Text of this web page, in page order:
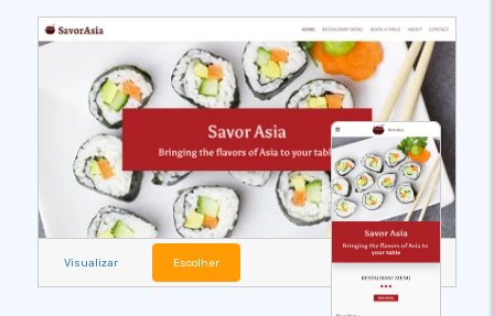
Visualizar Escolher